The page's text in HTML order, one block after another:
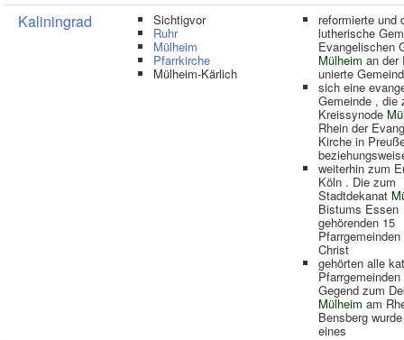
Kaliningrad Sichtigvor
Ruhr
Mülheim
Pfarrkirche
Mülheim-Kärlich
reformierte und
lutherische
Evangelischen
Mülheim an der
unierte
sich eine
Gemeinde , die
Kreissynode
Rhein der
Kirche in
weiterhin zum
Köln . Die zum
Stadtdekanat
Bistums Essen
gehörenden 15
Pfarrgemeinden
Christ
gehörten alle
Pfarrgemeinden
Gegend zum
Mülheim am
Bensberg
eines